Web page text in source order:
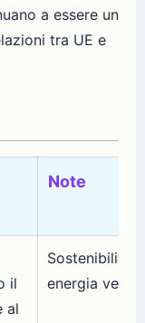
a essere un
tra UE e
Note
il
al
Sostenibilità e
energia verde